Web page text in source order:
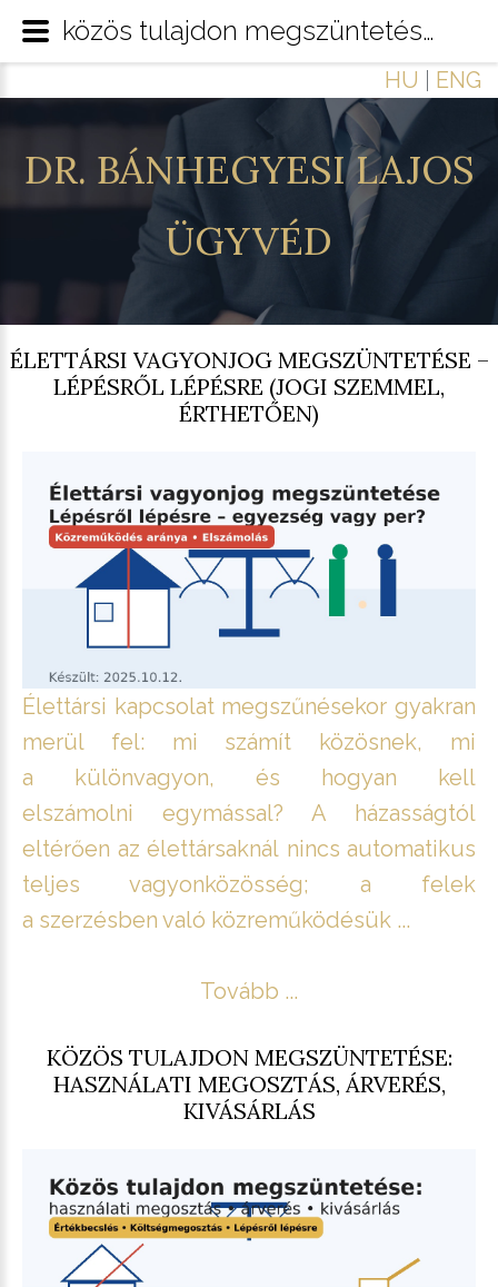
HU ENG
DR. BÁNHEGYESI LAJOS
ÜGYVÉD
ÉLETTÁRSI VAGYONJOG MEGSZÜNTETÉSE –
LÉPÉSRŐL LÉPÉSRE (JOGI SZEMMEL,
ÉRTHETŐEN)
Élettársi kapcsolat megszűnésekor gyakran
merül fel: mi számít közösnek, mi
a különvagyon, és hogyan kell
elszámolni egymással? A házasságtól
eltérően az élettársaknál nincs automatikus
teljes vagyonközösség; a felek
a szerzésben való közreműködésük ...
Tovább ...
KÖZÖS TULAJDON MEGSZÜNTETÉSE:
HASZNÁLATI MEGOSZTÁS, ÁRVERÉS,
KIVÁSÁRLÁS
közös tulajdon megszüntetése